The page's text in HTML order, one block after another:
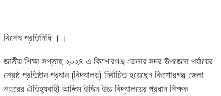
বিশেষ প্রতিনিধি ।।
জাতীয় শিক্ষা সপ্তাহ ২০২৪ এ কিশোরগঞ্জ জেলার সদর উপজেলা পর্যায়ের
শ্রেষ্ঠ প্রতিষ্ঠান প্রধান (বিদ্যালয়) নির্বাচিত হয়েছেন কিশোরগঞ্জ জেলা
শহরের ঐতিহ্যবাহী আজিম উদ্দিন উচ্চ বিদ্যালয়ের প্রধান শিক্ষক